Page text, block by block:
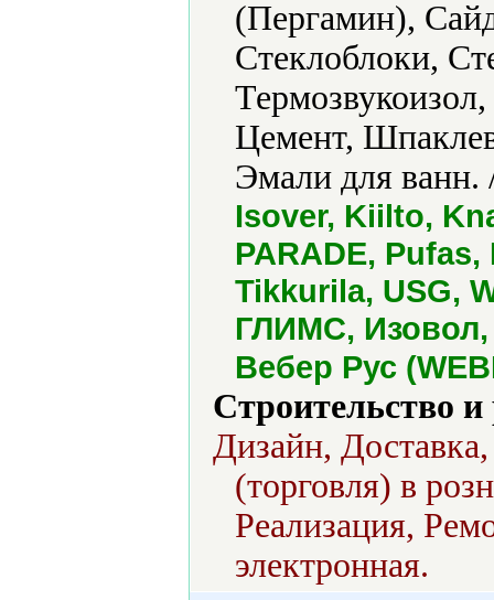
(Пергамин),
Стеклоблоки,
Цемент,
Эмали для
Isover, Kiilto,
PARADE,
Tikkurila, USG,
ГЛИМС,
Вебер Рус
Строительство
Дизайн,
(торговля) в
Реализация,
электронная.